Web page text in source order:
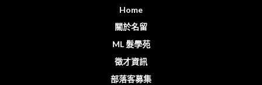
Home
關於名留
ML 髮學苑
徵才資訊
部落客募集